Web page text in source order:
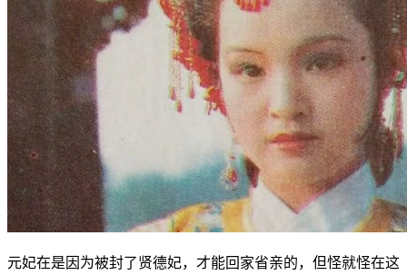
元妃在是因为被封了贤德妃，才能回家省亲的，但怪就怪在这